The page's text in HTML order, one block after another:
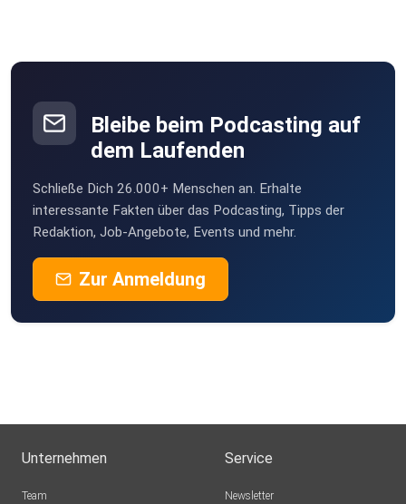
Bleibe beim Podcasting auf
dem Laufenden
Schließe Dich 26.000+ Menschen an. Erhalte
interessante Fakten über das Podcasting, Tipps der
Redaktion, Job-Angebote, Events und mehr.
Zur Anmeldung
Unternehmen
Team
Service
Newsletter